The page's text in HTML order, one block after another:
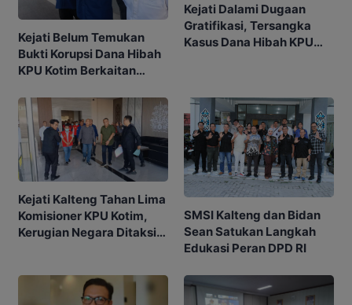
Kejati Belum Temukan
Bukti Korupsi Dana Hibah
KPU Kotim Berkaitan
Kejati Dalami Dugaan
Gratifikasi, Tersangka
Kasus Dana Hibah KPU
Kejati Kalteng Tahan Lima
Komisioner KPU Kotim,
Kerugian Negara Ditaksir
SMSI Kalteng dan Bidan
Sean Satukan Langkah
Edukasi Peran DPD RI